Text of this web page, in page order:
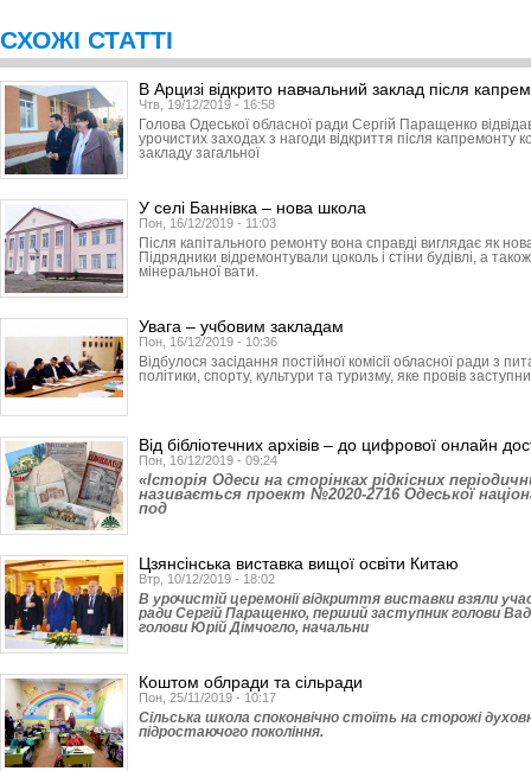
СХОЖІ СТАТТІ
В Арцизі відкрито навчальний заклад після
Чтв, 19/12/2019 - 16:58
Голова Одеської обласної ради Сергій Паращенко
урочистих заходах з нагоди відкриття після капремонту
закладу загальної
У селі Баннівка – нова школа
Пон, 16/12/2019 - 11:03
Після капітального ремонту вона справді виглядає як
Підрядники відремонтували цоколь і стіни будівлі, а
мінеральної вати.
Увага – учбовим закладам
Пон, 16/12/2019 - 10:36
Відбулося засідання постійної комісії обласної ради з
політики, спорту, культури та туризму, яке провів
Від бібліотечних архівів – до цифрової онлайн
Пон, 16/12/2019 - 09:24
«Історія Одеси на сторінках рідкісних
називається проект №2020-2716 Одеської
под
Цзянсінська виставка вищої освіти Китаю
Втр, 10/12/2019 - 18:02
В урочистій церемонії відкриття виставки взяли
ради Сергій Паращенко, перший заступник голови
голови Юрій Дімчогло, начальни
Коштом облради та сільради
Пон, 25/11/2019 - 10:17
Сільська школа споконвічно стоїть на сторожі
підростаючого покоління.